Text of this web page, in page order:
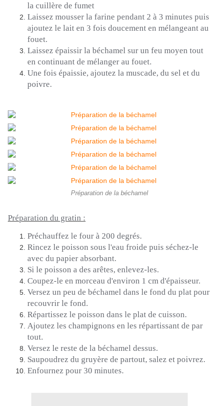
la cuillère de fumet
Laissez mousser la farine pendant 2 à 3 minutes puis
ajoutez le lait en 3 fois doucement en mélangeant au
fouet.
Laissez épaissir la béchamel sur un feu moyen tout
en continuant de mélanger au fouet.
Une fois épaissie, ajoutez la muscade, du sel et du
poivre.
Préparation de la béchamel
Préparation du gratin :
Préchauffez le four à 200 degrés.
Rincez le poisson sous l'eau froide puis séchez-le
avec du papier absorbant.
Si le poisson a des arêtes, enlevez-les.
Coupez-le en morceau d'environ 1 cm d'épaisseur.
Versez un peu de béchamel dans le fond du plat pour
recouvrir le fond.
Répartissez le poisson dans le plat de cuisson.
Ajoutez les champignons en les répartissant de par
tout.
Versez le reste de la béchamel dessus.
Saupoudrez du gruyère de partout, salez et poivrez.
Enfournez pour 30 minutes.